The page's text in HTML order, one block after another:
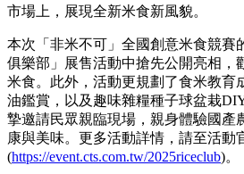
市場上，展現全新米食新風貌。
本次「非米不可」全國創意米食競賽
俱樂部」展售活動中搶先公開亮相，
米食。此外，活動更規劃了食米教育
油鑑賞，以及趣味雜糧種子球盆栽
摯邀請民眾親臨現場，親身體驗國產
康與美味。更多活動詳情，請至活動
(https://event.cts.com.tw/2025riceclub)。